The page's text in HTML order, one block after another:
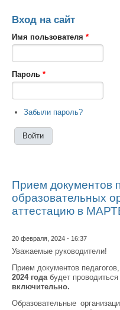
Вход на сайт
Имя пользователя *
Пароль *
Забыли пароль?
Прием документов
образовательных
аттестацию в
20 февраля, 2024 - 16:37
Уважаемые руководители!
Прием документов
2024 годабудет проводиться
включительно.
Образовательные